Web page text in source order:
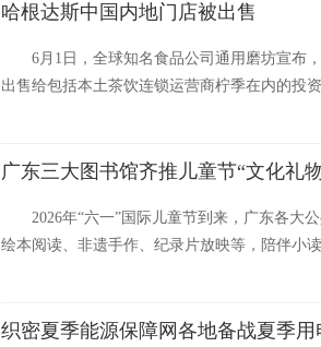
哈根达斯中国内地门店被出售
6月1日，全球知名食品公司通用磨坊宣布
出售给包括本土茶饮连锁运营商柠季在内的投
广东三大图书馆齐推儿童节“文化礼
2026年“六一”国际儿童节到来，广东各大
绘本阅读、非遗手作、纪录片放映等，陪伴小
织密夏季能源保障网各地备战夏季用